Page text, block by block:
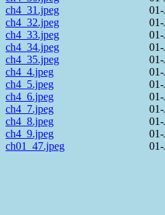
ch4_31.jpeg
ch4_32.jpeg
ch4_33.jpeg
ch4_34.jpeg
ch4_35.jpeg
ch4_4.jpeg
ch4_5.jpeg
ch4_6.jpeg
ch4_7.jpeg
ch4_8.jpeg
ch4_9.jpeg
ch01_47.jpeg